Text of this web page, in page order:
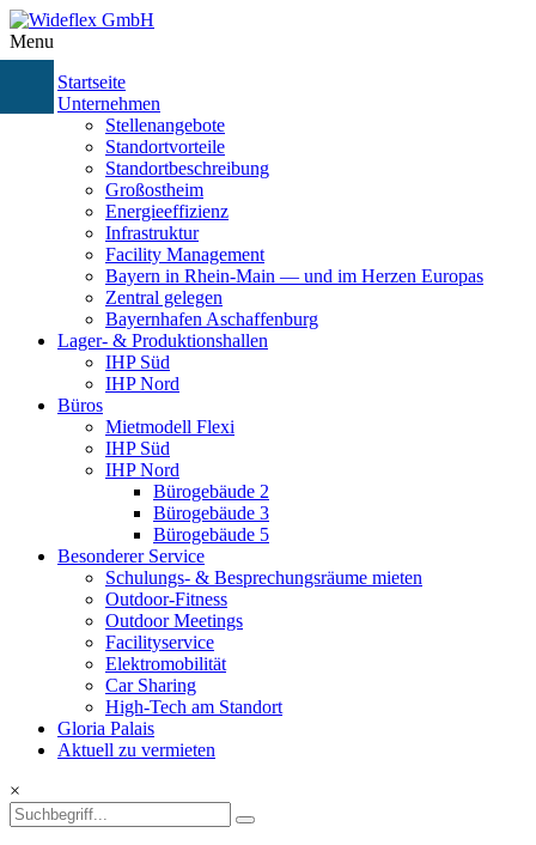
Menu
Startseite
Unternehmen
Stellenangebote
Standortvorteile
Standortbeschreibung
Großostheim
Energieeffizienz
Infrastruktur
Facility Management
Bayern in Rhein-Main — und im Herzen Europas
Zentral gelegen
Bayernhafen Aschaffenburg
Lager- & Produktionshallen
IHP Süd
IHP Nord
Büros
Mietmodell Flexi
IHP Süd
IHP Nord
Bürogebäude 2
Bürogebäude 3
Bürogebäude 5
Besonderer Service
Schulungs- & Besprechungsräume mieten
Outdoor-Fitness
Outdoor Meetings
Facilityservice
Elektromobilität
Car Sharing
High-Tech am Standort
Gloria Palais
Aktuell zu vermieten
×